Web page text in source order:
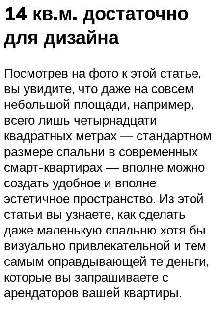
14 кв.м. достаточно
для дизайна
Посмотрев на фото к этой статье,
вы увидите, что даже на совсем
небольшой площади, например,
всего лишь четырнадцати
квадратных метрах — стандартном
размере спальни в современных
смарт-квартирах — вполне можно
создать удобное и вполне
эстетичное пространство. Из этой
статьи вы узнаете, как сделать
даже маленькую спальню хотя бы
визуально привлекательной и тем
самым оправдывающей те деньги,
которые вы запрашиваете с
арендаторов вашей квартиры.